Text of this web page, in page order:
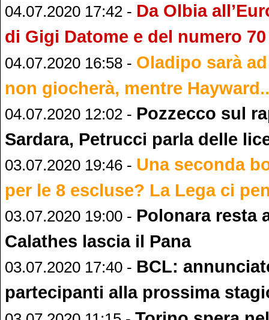
04.07.2020 17:42 - Da Olbia
di Gigi Datome e del numero 70
04.07.2020 16:58 - Oladipo sarà
non giocherà, mentre
04.07.2020 12:02 - Pozzecco sul
Sardara, Petrucci parla delle
03.07.2020 19:46 - Una seconda
per le 8 escluse? La Lega ci
03.07.2020 19:00 - Polonara resta
Calathes lascia il Pana
03.07.2020 17:40 - BCL:
partecipanti alla prossima